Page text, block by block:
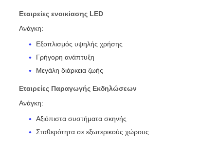
Εταιρείες ενοικίασης LED
Ανάγκη:
Εξοπλισμός υψηλής χρήσης
Γρήγορη ανάπτυξη
Μεγάλη διάρκεια ζωής
Εταιρείες Παραγωγής Εκδηλώσεων
Ανάγκη:
Αξιόπιστα συστήματα σκηνής
Σταθερότητα σε εξωτερικούς χώρους